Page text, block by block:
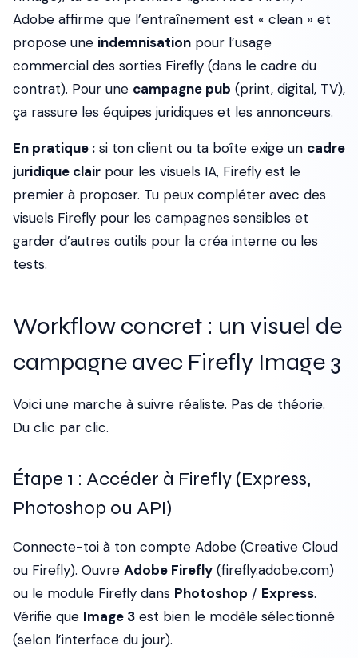
Adobe affirme que l’entraînement est « clean » et
propose une indemnisation pour l’usage
commercial des sorties Firefly (dans le cadre du
contrat). Pour une campagne pub (print, digital, TV),
ça rassure les équipes juridiques et les annonceurs.
En pratique : si ton client ou ta boîte exige un cadre
juridique clair pour les visuels IA, Firefly est le
premier à proposer. Tu peux compléter avec des
visuels Firefly pour les campagnes sensibles et
garder d’autres outils pour la créa interne ou les
tests.
Workflow concret : un visuel de
campagne avec Firefly Image 3
Voici une marche à suivre réaliste. Pas de théorie.
Du clic par clic.
Étape 1 : Accéder à Firefly (Express,
Photoshop ou API)
Connecte-toi à ton compte Adobe (Creative Cloud
ou Firefly). Ouvre Adobe Firefly (firefly.adobe.com)
ou le module Firefly dans Photoshop / Express.
Vérifie que Image 3 est bien le modèle sélectionné
(selon l’interface du jour).